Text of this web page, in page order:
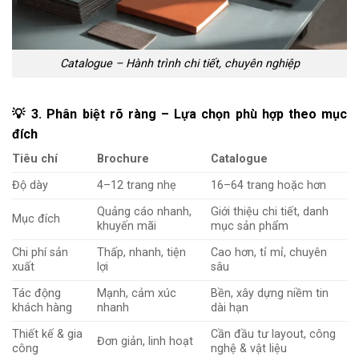
Catalogue – Hành trình chi tiết, chuyên nghiệp
💡 3. Phân biệt rõ ràng – Lựa chọn phù hợp theo mục
đích
Tiêu chí Brochure
Catalogue
Độ dày
4–12 trang nhẹ 16–64 trang hoặc hơn
Mục đích
Quảng cáo nhanh,
khuyến mãi
Giới thiệu chi tiết, danh
mục sản phẩm
Chi phí sản
xuất
Thấp, nhanh, tiện
lợi
Cao hơn, tỉ mỉ, chuyên
sâu
Tác động
khách hàng
Mạnh, cảm xúc
nhanh
Bền, xây dựng niềm tin
dài hạn
Thiết kế & gia
công
Đơn giản, linh hoạt
Cần đầu tư layout, công
nghệ & vật liệu